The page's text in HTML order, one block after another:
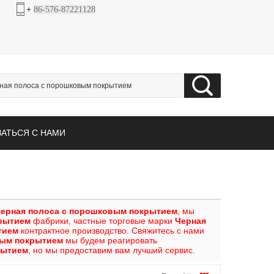
+ 86-576-87221128
С НАМИ
полоса с порошковым покрытием , мы
фабрики, частные торговые марки Черная
контрактное производство. Свяжитесь с нами
покрытием мы будем реагировать
, но мы предоставим вам лучший сервис.